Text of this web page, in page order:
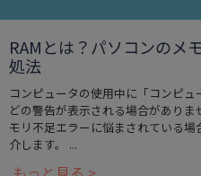
RAMとは？パソコンのメ
処法
コンピュータの使用中に「コンピ
どの警告が表示される場合があり
モリ不足エラーに悩まされている
介します。 ...